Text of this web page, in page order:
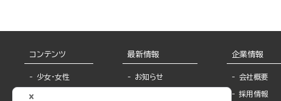
コンテンツ
少女・女性
最新情報
お知らせ
企業情報
会社概要
採用情報